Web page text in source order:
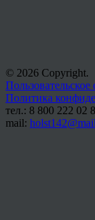
© 2026 Copyright.
Политика
тел.: 8 800 222 02
mail: